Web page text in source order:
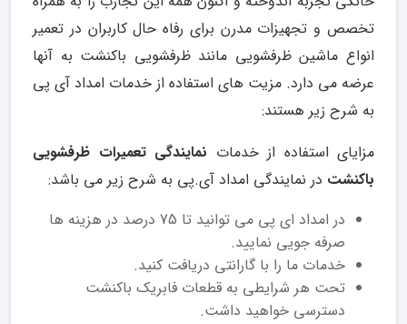
تخصص و تجهیزات مدرن برای رفاه حال کاربران در تعمیر
انواع ماشین ظرفشویی مانند ظرفشویی باکنشت به آنها
عرضه می دارد. مزیت های استفاده از خدمات امداد آی پی
به شرح زیر هستند:
مزایای استفاده از خدمات نمایندگی تعمیرات ظرفشویی
باکنشت در نمایندگی امداد آی.پی به شرح زیر می باشد:
در امداد ای پی می توانید تا 75 درصد در هزینه ها
صرفه جویی نمایید.
خدمات ما را با گارانتی دریافت کنید.
تحت هر شرایطی به قطعات فابریک باکنشت
دسترسی خواهید داشت.